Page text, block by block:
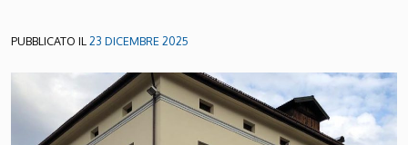
PUBBLICATO IL23 DICEMBRE 2025